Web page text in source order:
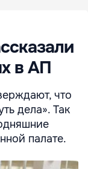
в АП
что
дела». Так
палате.